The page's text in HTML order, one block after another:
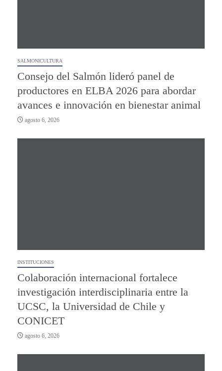
SALMONICULTURA
Consejo del Salmón lideró panel de
productores en ELBA 2026 para abordar
avances e innovación en bienestar animal
agosto 6, 2026
INSTITUCIONES
Colaboración internacional fortalece
investigación interdisciplinaria entre la
UCSC, la Universidad de Chile y
CONICET
agosto 6, 2026